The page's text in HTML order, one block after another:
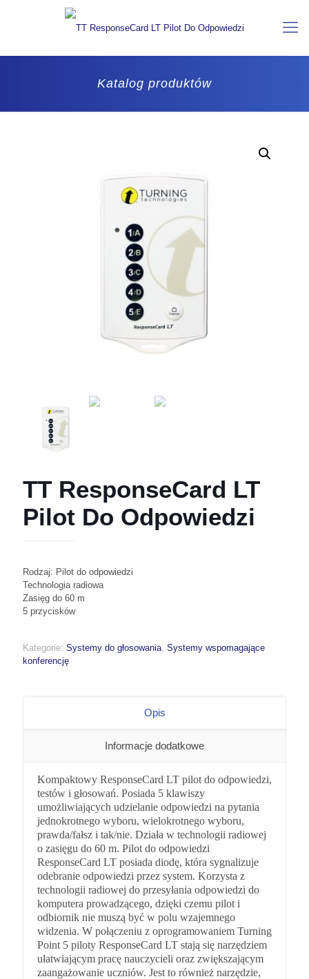
Katalog produktów
TT ResponseCard LT
Pilot Do Odpowiedzi
Rodzaj: Pilot do odpowiedzi
Technologia radiowa
Zasięg do 60 m
5 przycisków
Kategorie: Systemy do głosowania Systemy wspomagające
konferencję
Opis
Informacje dodatkowe
Kompaktowy ResponseCard LT pilot do odpowiedzi,
testów i głosowań. Posiada 5 klawiszy
umożliwiających udzielanie odpowiedzi na pytania
jednokrotnego wyboru, wielokrotnego wyboru,
prawda/fałsz i tak/nie. Działa w technologii radiowej
o zasięgu do 60 m. Pilot do odpowiedzi
ResponseCard LT posiada diodę, która sygnalizuje
odebranie odpowiedzi przez system. Korzysta z
technologii radiowej do przesyłania odpowiedzi do
komputera prowadzącego, dzięki czemu pilot i
odbiornik nie muszą być w polu wzajemnego
widzenia. W połączeniu z oprogramowaniem Turning
Point 5 piloty ResponseCard LT stają się narzędziem
ułatwiającym pracę nauczycieli oraz zwiększającym
zaangażowanie uczniów. Jest to również narzędzie,